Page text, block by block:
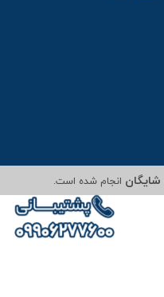
شایگان انجام شده است.